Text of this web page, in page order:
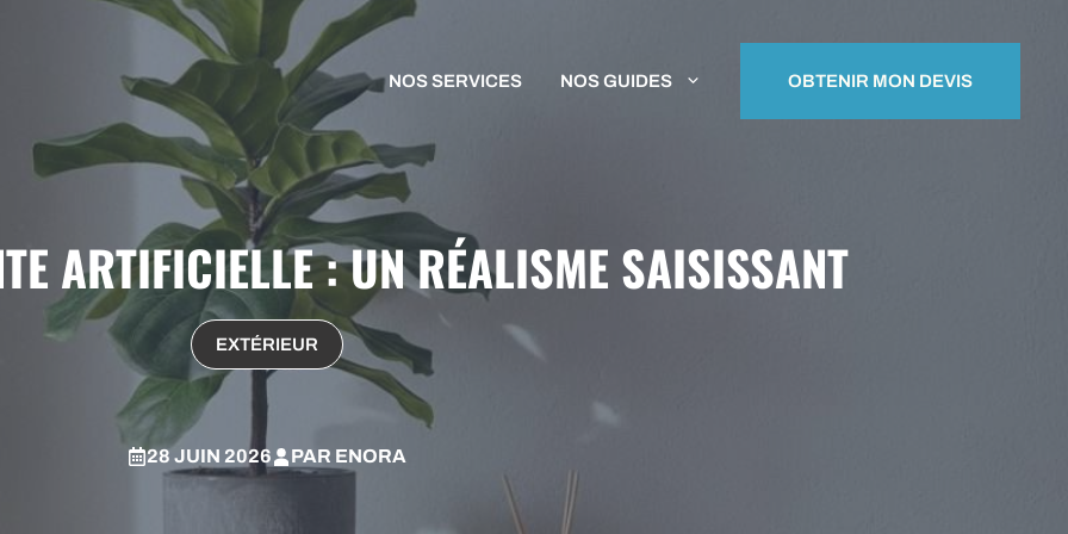
NOS SERVICES NOS GUIDES OBTENIR MON DEVIS
ARTIFICIELLE : UN RÉALISME SAISISSANT
EXTÉRIEUR
28 JUIN 2026 PAR ENORA